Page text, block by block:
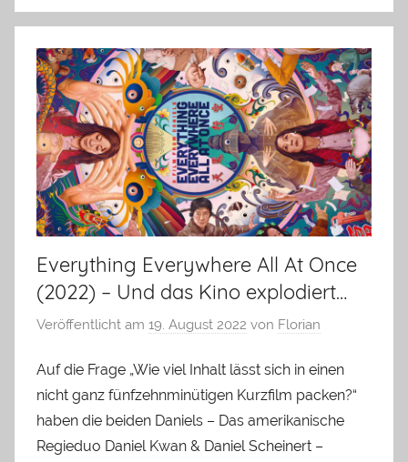
Everything Everywhere All At Once
(2022) – Und das Kino explodiert…
Veröffentlicht am 19. August 2022 von Florian
Auf die Frage „Wie viel Inhalt lässt sich in einen
nicht ganz fünfzehnminütigen Kurzfilm packen?“
haben die beiden Daniels – Das amerikanische
Regieduo Daniel Kwan & Daniel Scheinert –